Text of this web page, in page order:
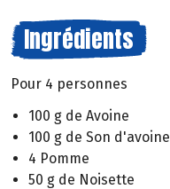
Ingrédients
Pour 4 personnes
100 g de Avoine
100 g de Son d'avoine
4 Pomme
50 g de Noisette